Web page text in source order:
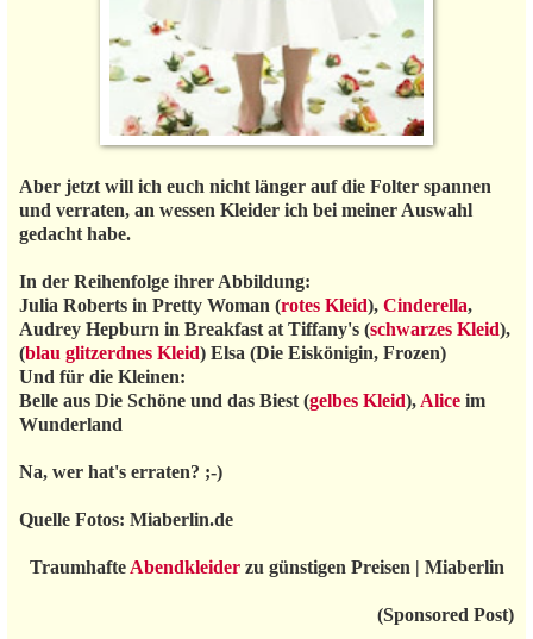
Aber jetzt will ich euch nicht länger auf die Folter spannen
und verraten, an wessen Kleider ich bei meiner Auswahl
gedacht habe.
In der Reihenfolge ihrer Abbildung:
Julia Roberts in Pretty Woman (rotes Kleid), Cinderella,
Audrey Hepburn in Breakfast at Tiffany's (schwarzes Kleid),
(blau glitzerdnes Kleid) Elsa (Die Eiskönigin, Frozen)
Und für die Kleinen:
Belle aus Die Schöne und das Biest (gelbes Kleid), Alice im
Wunderland
Na, wer hat's erraten? ;-)
Quelle Fotos: Miaberlin.de
Traumhafte Abendkleider zu günstigen Preisen | Miaberlin
(Sponsored Post)